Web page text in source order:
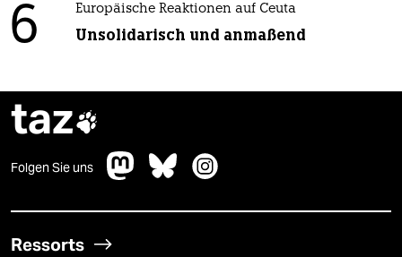
6 Europäische Reaktionen auf Ceuta
Unsolidarisch und anmaßend
taz
Folgen Sie uns
Ressorts